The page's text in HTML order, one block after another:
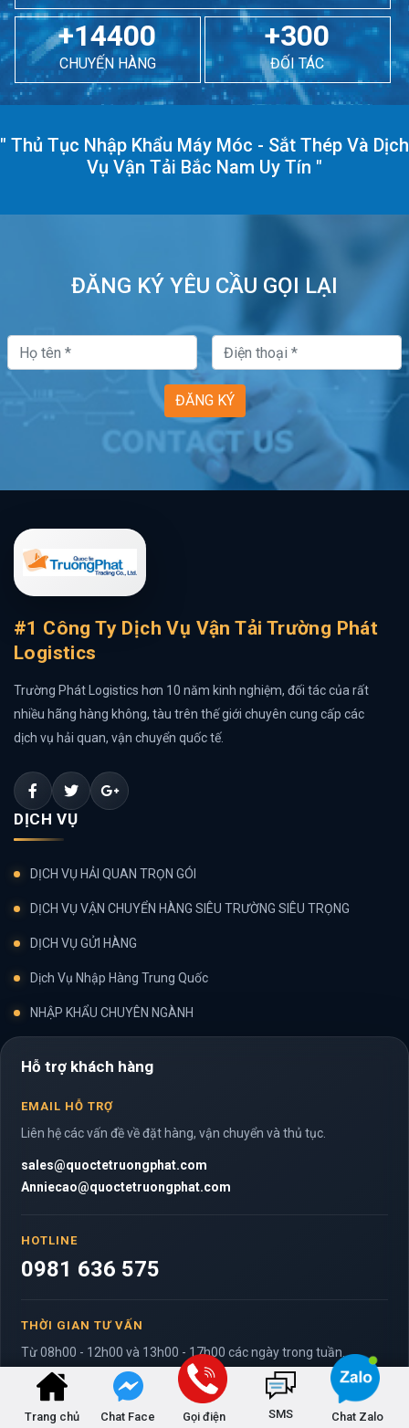
Trang chủ Chat Face Gọi điện SMS Chat Zalo
+14400
CHUYẾN HÀNG
+300
ĐỐI TÁC
" Thủ Tục Nhập Khẩu Máy Móc - Sắt Thép Và Dịch
Vụ Vận Tải Bắc Nam Uy Tín "
ĐĂNG KÝ YÊU CẦU GỌI LẠI
ĐĂNG KÝ
#1 Công Ty Dịch Vụ Vận Tải Trường Phát
Logistics
Trường Phát Logistics hơn 10 năm kinh nghiệm, đối tác của rất
nhiều hãng hàng không, tàu trên thế giới chuyên cung cấp các
dịch vụ hải quan, vận chuyển quốc tế.
DỊCH VỤ
DỊCH VỤ HẢI QUAN TRỌN GÓI
DỊCH VỤ VẬN CHUYỂN HÀNG SIÊU TRƯỜNG SIÊU TRỌNG
DỊCH VỤ GỬI HÀNG
Dịch Vụ Nhập Hàng Trung Quốc
NHẬP KHẨU CHUYÊN NGÀNH
Hỗ trợ khách hàng
EMAIL HỖ TRỢ
Liên hệ các vấn đề về đặt hàng, vận chuyển và thủ tục.
sales@quoctetruongphat.com
Anniecao@quoctetruongphat.com
HOTLINE
0981 636 575
THỜI GIAN TƯ VẤN
Từ 08h00 - 12h00 và 13h00 - 17h00 các ngày trong tuần.